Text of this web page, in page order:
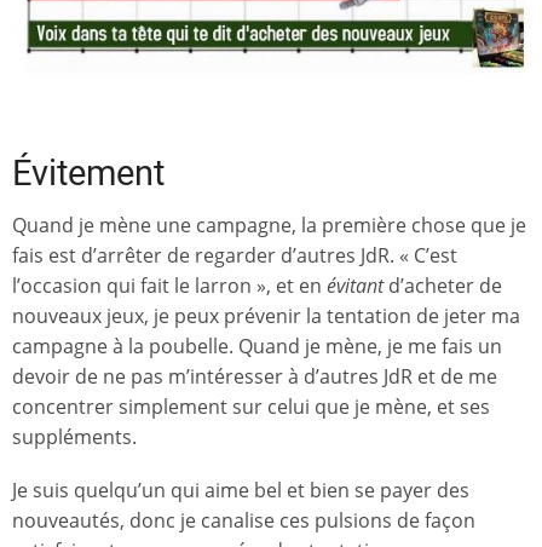
Évitement
Quand je mène une campagne, la première chose que je
fais est d’arrêter de regarder d’autres JdR. « C’est
l’occasion qui fait le larron », et en évitantd’acheter de
nouveaux jeux, je peux prévenir la tentation de jeter ma
campagne à la poubelle. Quand je mène, je me fais un
devoir de ne pas m’intéresser à d’autres JdR et de me
concentrer simplement sur celui que je mène, et ses
suppléments.
Je suis quelqu’un qui aime bel et bien se payer des
nouveautés, donc je canalise ces pulsions de façon